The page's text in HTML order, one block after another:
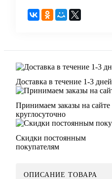
Доставка в течение 1-3 дней
Принимаем заказы на сайте
круглосуточно
Скидки постоянным
покупателям
ОПИСАНИЕ ТОВАРА